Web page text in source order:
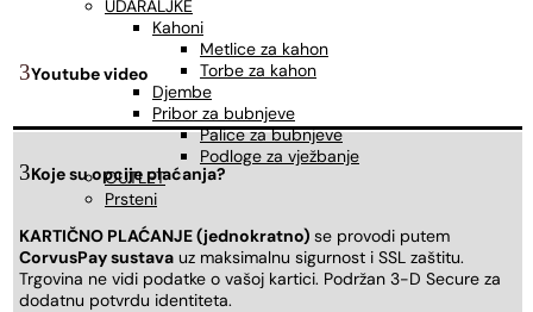
UDARALJKE
Kahoni
Metlice za kahon
Torbe za kahon
Djembe
Pribor za bubnjeve
Palice za bubnjeve
Podloge za vježbanje
OUTLET
Prsteni
Youtube video
Koje su opcije plaćanja?
KARTIČNO PLAĆANJE (jednokratno) se provodi putem
CorvusPay sustava uz maksimalnu sigurnost i SSL zaštitu.
Trgovina ne vidi podatke o vašoj kartici. Podržan 3-D Secure za
dodatnu potvrdu identiteta.